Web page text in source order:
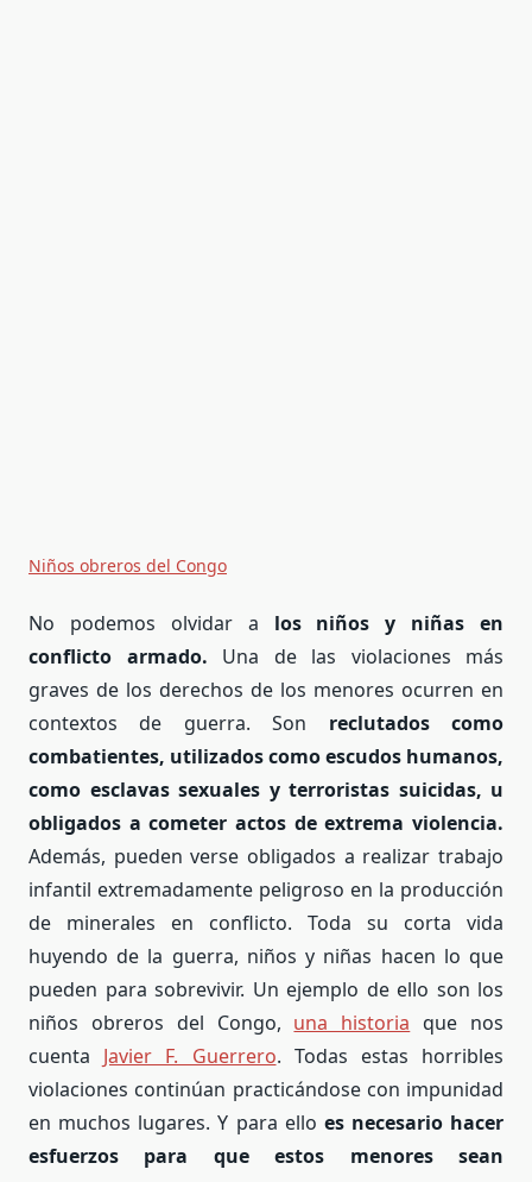
Niños obreros del Congo
No podemos olvidar a los niños y niñas en
conflicto armado. Una de las violaciones más
graves de los derechos de los menores ocurren en
contextos de guerra. Son reclutados como
combatientes, utilizados como escudos humanos,
como esclavas sexuales y terroristas suicidas, u
obligados a cometer actos de extrema violencia.
Además, pueden verse obligados a realizar trabajo
infantil extremadamente peligroso en la producción
de minerales en conflicto. Toda su corta vida
huyendo de la guerra, niños y niñas hacen lo que
pueden para sobrevivir. Un ejemplo de ello son los
niños obreros del Congo, una historia que nos
cuenta Javier F. Guerrero. Todas estas horribles
violaciones continúan practicándose con impunidad
en muchos lugares. Y para ello es necesario hacer
esfuerzos para que estos menores sean